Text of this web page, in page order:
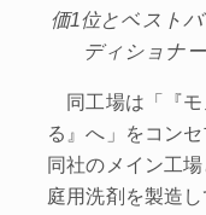
価1位とベスト
ディショナ
同工場は「『モ
る』へ」をコン
同社のメイン工
庭用洗剤を製造